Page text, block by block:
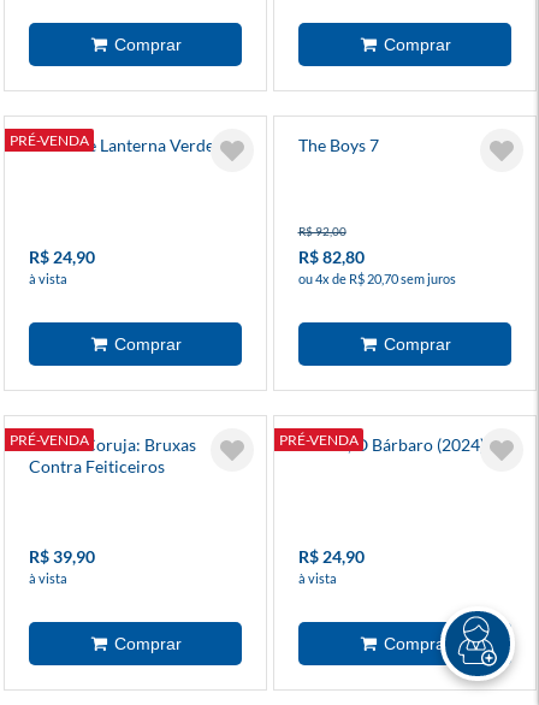
PRÉ-VENDA
Absolute Lanterna Verde 4
R$ 24,90
à vista
The Boys 7
R$ 92,00
R$ 82,80
ou 4x de R$ 20,70 sem juros
PRÉ-VENDA
A Casa Coruja: Bruxas
Contra Feiticeiros
R$ 39,90
à vista
PRÉ-VENDA
Conan, O Bárbaro (2024) 13
R$ 24,90
à vista